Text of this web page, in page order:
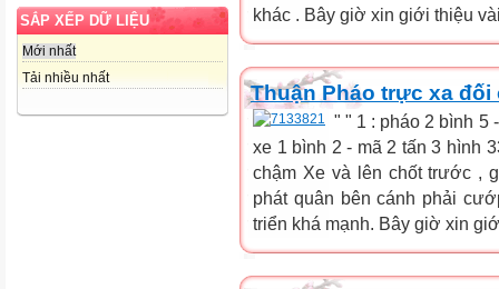
SẮP XẾP DỮ LIỆU
Mới nhất
Tải nhiều nhất
khác . Bây giờ xin giới thiệu
Thuận Pháo trực xa đối
" " 1 : pháo 2 bình 5
xe 1 bình 2 - mã 2 tấn 3 hình
chậm Xe và lên chốt trước ,
phát quân bên cánh phải
triển khá mạnh. Bây giờ xin